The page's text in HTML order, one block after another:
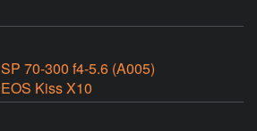
SP 70-300 f4-5.6 (A005)
EOS Kiss X10